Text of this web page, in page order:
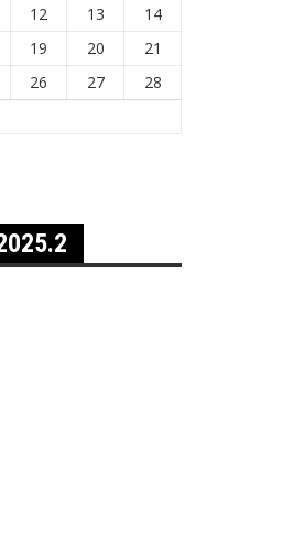
12 13
14
19 20
21
26 27
28